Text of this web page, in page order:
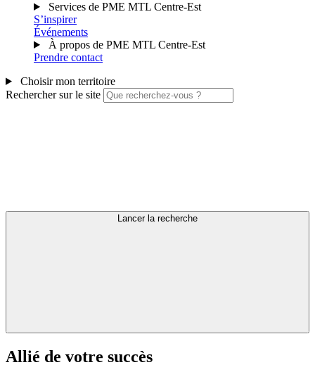
Services de PME MTL Centre-Est
S’inspirer
Événements
À propos de PME MTL Centre-Est
Prendre contact
Choisir mon territoire
Rechercher sur le site
Lancer la recherche
Allié de votre succès